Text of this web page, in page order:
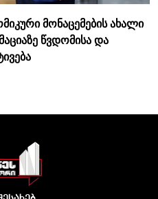
მონაცემების ახალი
წვდომისა და